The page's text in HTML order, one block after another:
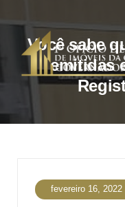
Você sabe
emitidas
fevereiro 16, 2022